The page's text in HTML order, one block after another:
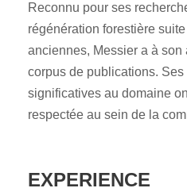
Reconnu pour ses
régénération forestière
anciennes, Messier a à
corpus de publications.
significatives au domaine
respectée au sein de la
EXPERIENCE